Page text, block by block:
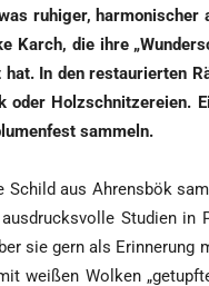
ruhi­ger, har­mo­ni­scher
Karch, die ihre
In den restau­rier­ten
oder Holz­schnit­ze­rei­en.
sammeln.
Schild aus Ahrens­bök
Stu­di­en in
sie gern als Erin­ne­rung
wei­ßen Wol­ken